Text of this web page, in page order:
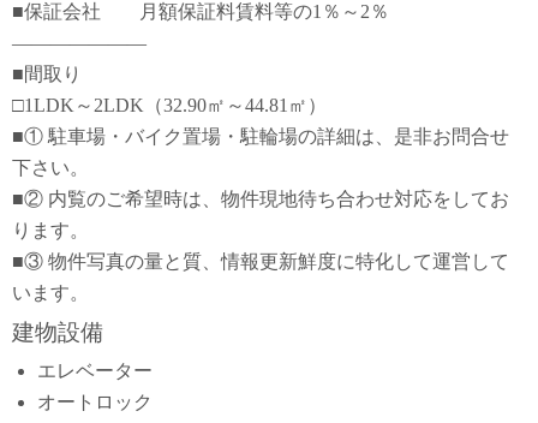
■保証会社 月額保証料賃料等の1％～2％
―――――――
■間取り
□1LDK～2LDK（32.90㎡～44.81㎡）
■① 駐車場・バイク置場・駐輪場の詳細は、是非お問合せ
下さい。
■② 内覧のご希望時は、物件現地待ち合わせ対応をしてお
ります。
■③ 物件写真の量と質、情報更新鮮度に特化して運営して
います。
建物設備
エレベーター
オートロック